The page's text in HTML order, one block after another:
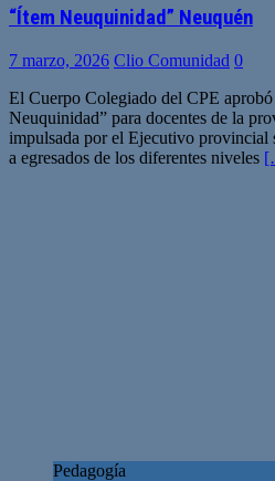
“Ítem Neuquinidad” Neuquén
7 marzo, 2026 Clio Comunidad 0
El Cuerpo Colegiado del CPE
Neuquinidad” para docentes de la
impulsada por el Ejecutivo provincial
a egresados de los diferentes niveles
Pedagogía